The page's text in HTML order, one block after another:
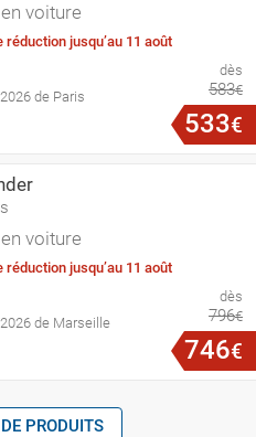
voiture
réduction jusqu’au 11 août
de Paris
dès
583€
533€
voiture
réduction jusqu’au 11 août
de Marseille
dès
796€
746€
PRODUITS